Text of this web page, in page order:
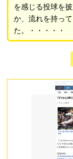
を感じる投球を
か、流れを持っ
た。・・・・・